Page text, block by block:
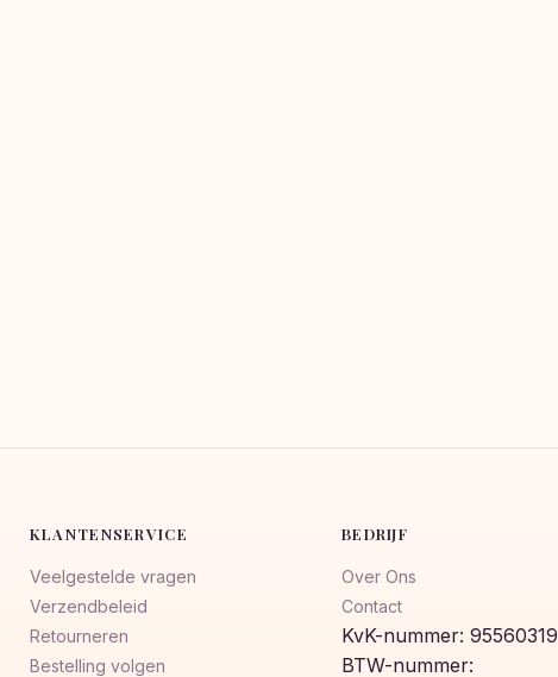
KLANTENSERVICE
Veelgestelde vragen
Verzendbeleid
Retourneren
Bestelling volgen
BEDRIJF
Over Ons
Contact
KvK-nummer: 95560319
BTW-nummer: